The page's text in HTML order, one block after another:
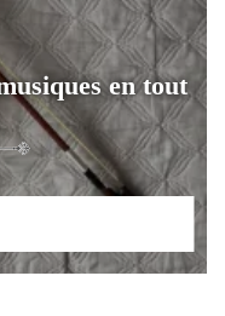
en tout